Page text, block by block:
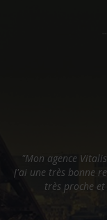
agence Vitalis Médical
très bonne relation
très proche et à